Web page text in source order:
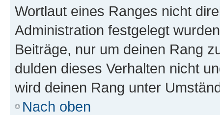
Wortlaut eines Ranges nicht
Administration festgelegt
Beiträge, nur um deinen Rang
dulden dieses Verhalten nicht
wird deinen Rang unter
Nach oben